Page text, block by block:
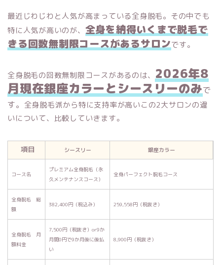
最近じわじわと人気が高まっている全身脱毛。その中でも
特に人気が高いのが、 全身を納得いくまで脱毛で
きる回数無制限コースがあるサロンです。
全身脱毛の回数無制限コースがあるのは、 2026年8
月現在銀座カラーとシースリーのみで
す。 全身脱毛派から特に支持率が高いこの2大サロンの違
いについて、比較していきます。
項目 シースリー 銀座カラー
コース名
プレミアム全身脱毛（永
久メンテナンスコース）
全身パーフェクト脱毛コース
全身脱毛 総
額
382,400円（税込み） 259,558円（税抜き）
全身脱毛 月
額料金
7,500円（税抜き）or9か
月間0円で9か月後に後払
い
8,900円（税抜き）